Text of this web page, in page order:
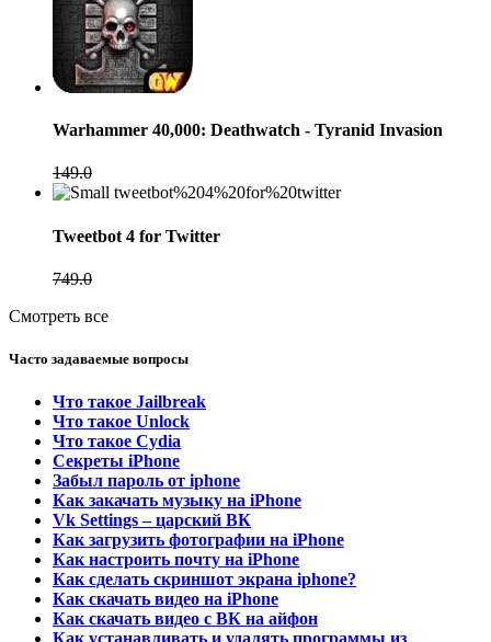
Warhammer 40,000: Deathwatch - Tyranid Invasion
149.0
Tweetbot 4 for Twitter
749.0
Смотреть все
Часто задаваемые вопросы
Что такое Jailbreak
Что такое Unlock
Что такое Cydia
Секреты iPhone
Забыл пароль от iphone
Как закачать музыку на iPhone
Vk Settings – царский ВК
Как загрузить фотографии на iPhone
Как настроить почту на iPhone
Как сделать скриншот экрана iphone?
Как скачать видео на iPhone
Как скачать видео с ВК на айфон